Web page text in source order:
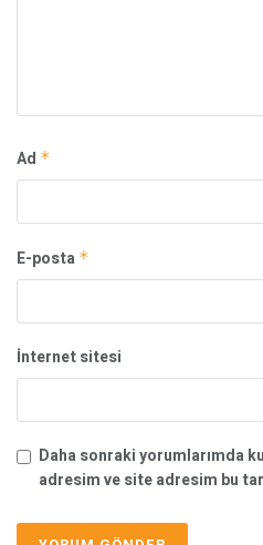
Ad *
E-posta *
İnternet sitesi
Daha sonraki yorumlarımda
adresim ve site adresim bu